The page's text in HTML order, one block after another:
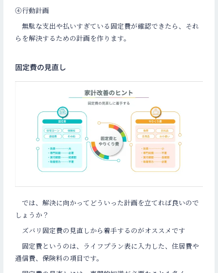
④行動計画
無駄な支出や払いすぎている固定費が確認できたら、それ
らを解決するための計画を作ります。
固定費の見直し
では、解決に向かってどういった計画を立てれば良いので
しょうか？
ズバリ固定費の見直しから着手するのがオススメです
固定費というのは、ライフプラン表に入力した、住居費や
通信費、保険料の項目です。